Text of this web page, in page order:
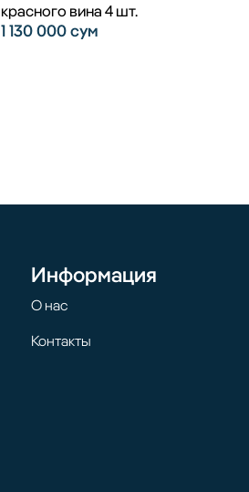
красного вина 4 шт.
1 130 000сум
Информация
О нас
Контакты